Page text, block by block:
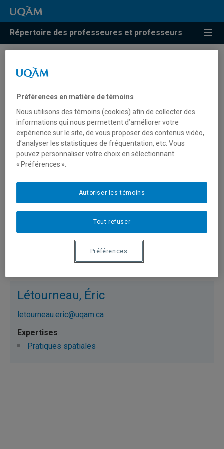
Répertoire des professeures et professeurs
Résultats de recherche pour
Dupuis-Bourret, Andrée-Anne
dupuis-bourret.andree-anne@uqam.ca
Pratiques spatiales
Gilot, Stéphane
gilot.stephane@uqam.ca
Pratiques spatiales
Létourneau, Éric
letourneau.eric@uqam.ca
Pratiques spatiales
Préférences en matière de témoins
Nous utilisons des témoins (cookies) afin de collecter des
informations qui nous permettent d’améliorer votre
expérience sur le site, de vous proposer des contenus vidéo,
d’analyser les statistiques de fréquentation, etc. Vous
pouvez personnaliser votre choix en sélectionnant
« Préférences ».
Tout refuser
Autoriser les témoins
Préférences